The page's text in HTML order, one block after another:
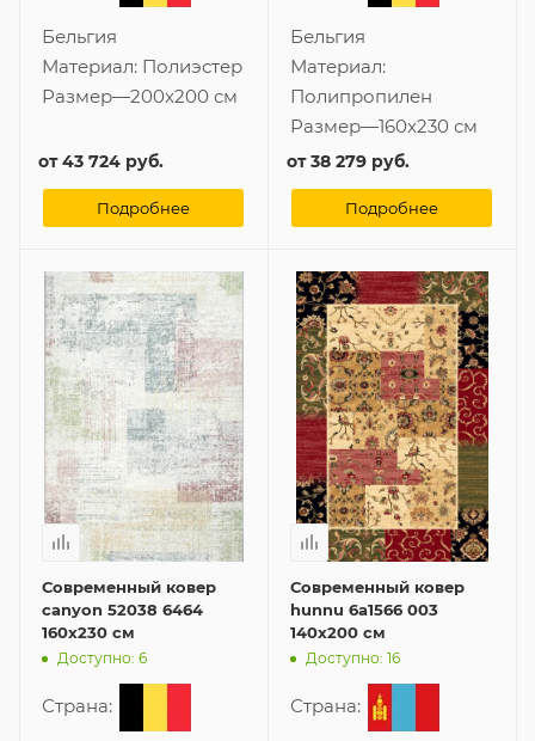
Бельгия
Материал: Полиэстер
Размер—200x200 см
от43 724 руб.
Подробнее
Бельгия
Материал:
Полипропилен
Размер—160x230 см
от38 279 руб.
Подробнее
Современный ковер
canyon 52038 6464
160x230 см
Доступно: 6
Страна:
Современный ковер
hunnu 6a1566 003
140x200 см
Доступно: 16
Страна: